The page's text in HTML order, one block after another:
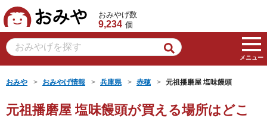
おみや
おみやげ数
9,234 個
メニュー
おみや おみやげ情報 兵庫県 赤穂 元祖播磨屋 塩味饅頭
元祖播磨屋 塩味饅頭が買える場所はどこ